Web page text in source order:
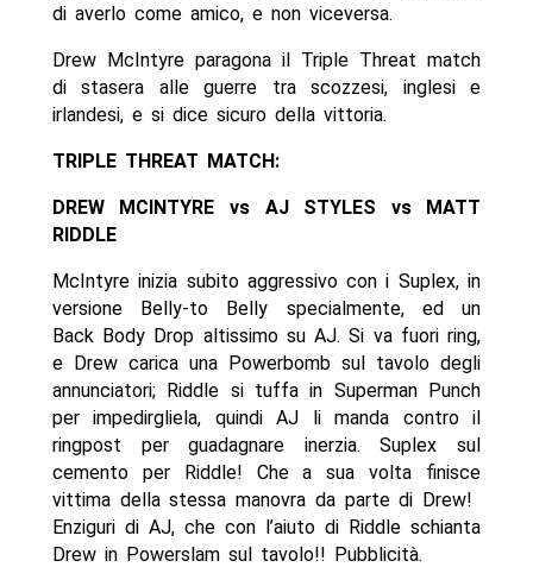
di averlo come amico, e non viceversa.
Drew McIntyre paragona il Triple Threat match
di stasera alle guerre tra scozzesi, inglesi e
irlandesi, e si dice sicuro della vittoria.
TRIPLE THREAT MATCH:
DREW MCINTYRE vs AJ STYLES vs MATT
RIDDLE
McIntyre inizia subito aggressivo con i Suplex, in
versione Belly-to Belly specialmente, ed un
Back Body Drop altissimo su AJ. Si va fuori ring,
e Drew carica una Powerbomb sul tavolo degli
annunciatori; Riddle si tuffa in Superman Punch
per impedirgliela, quindi AJ li manda contro il
ringpost per guadagnare inerzia. Suplex sul
cemento per Riddle! Che a sua volta finisce
vittima della stessa manovra da parte di Drew!
Enziguri di AJ, che con l’aiuto di Riddle schianta
Drew in Powerslam sul tavolo!! Pubblicità.